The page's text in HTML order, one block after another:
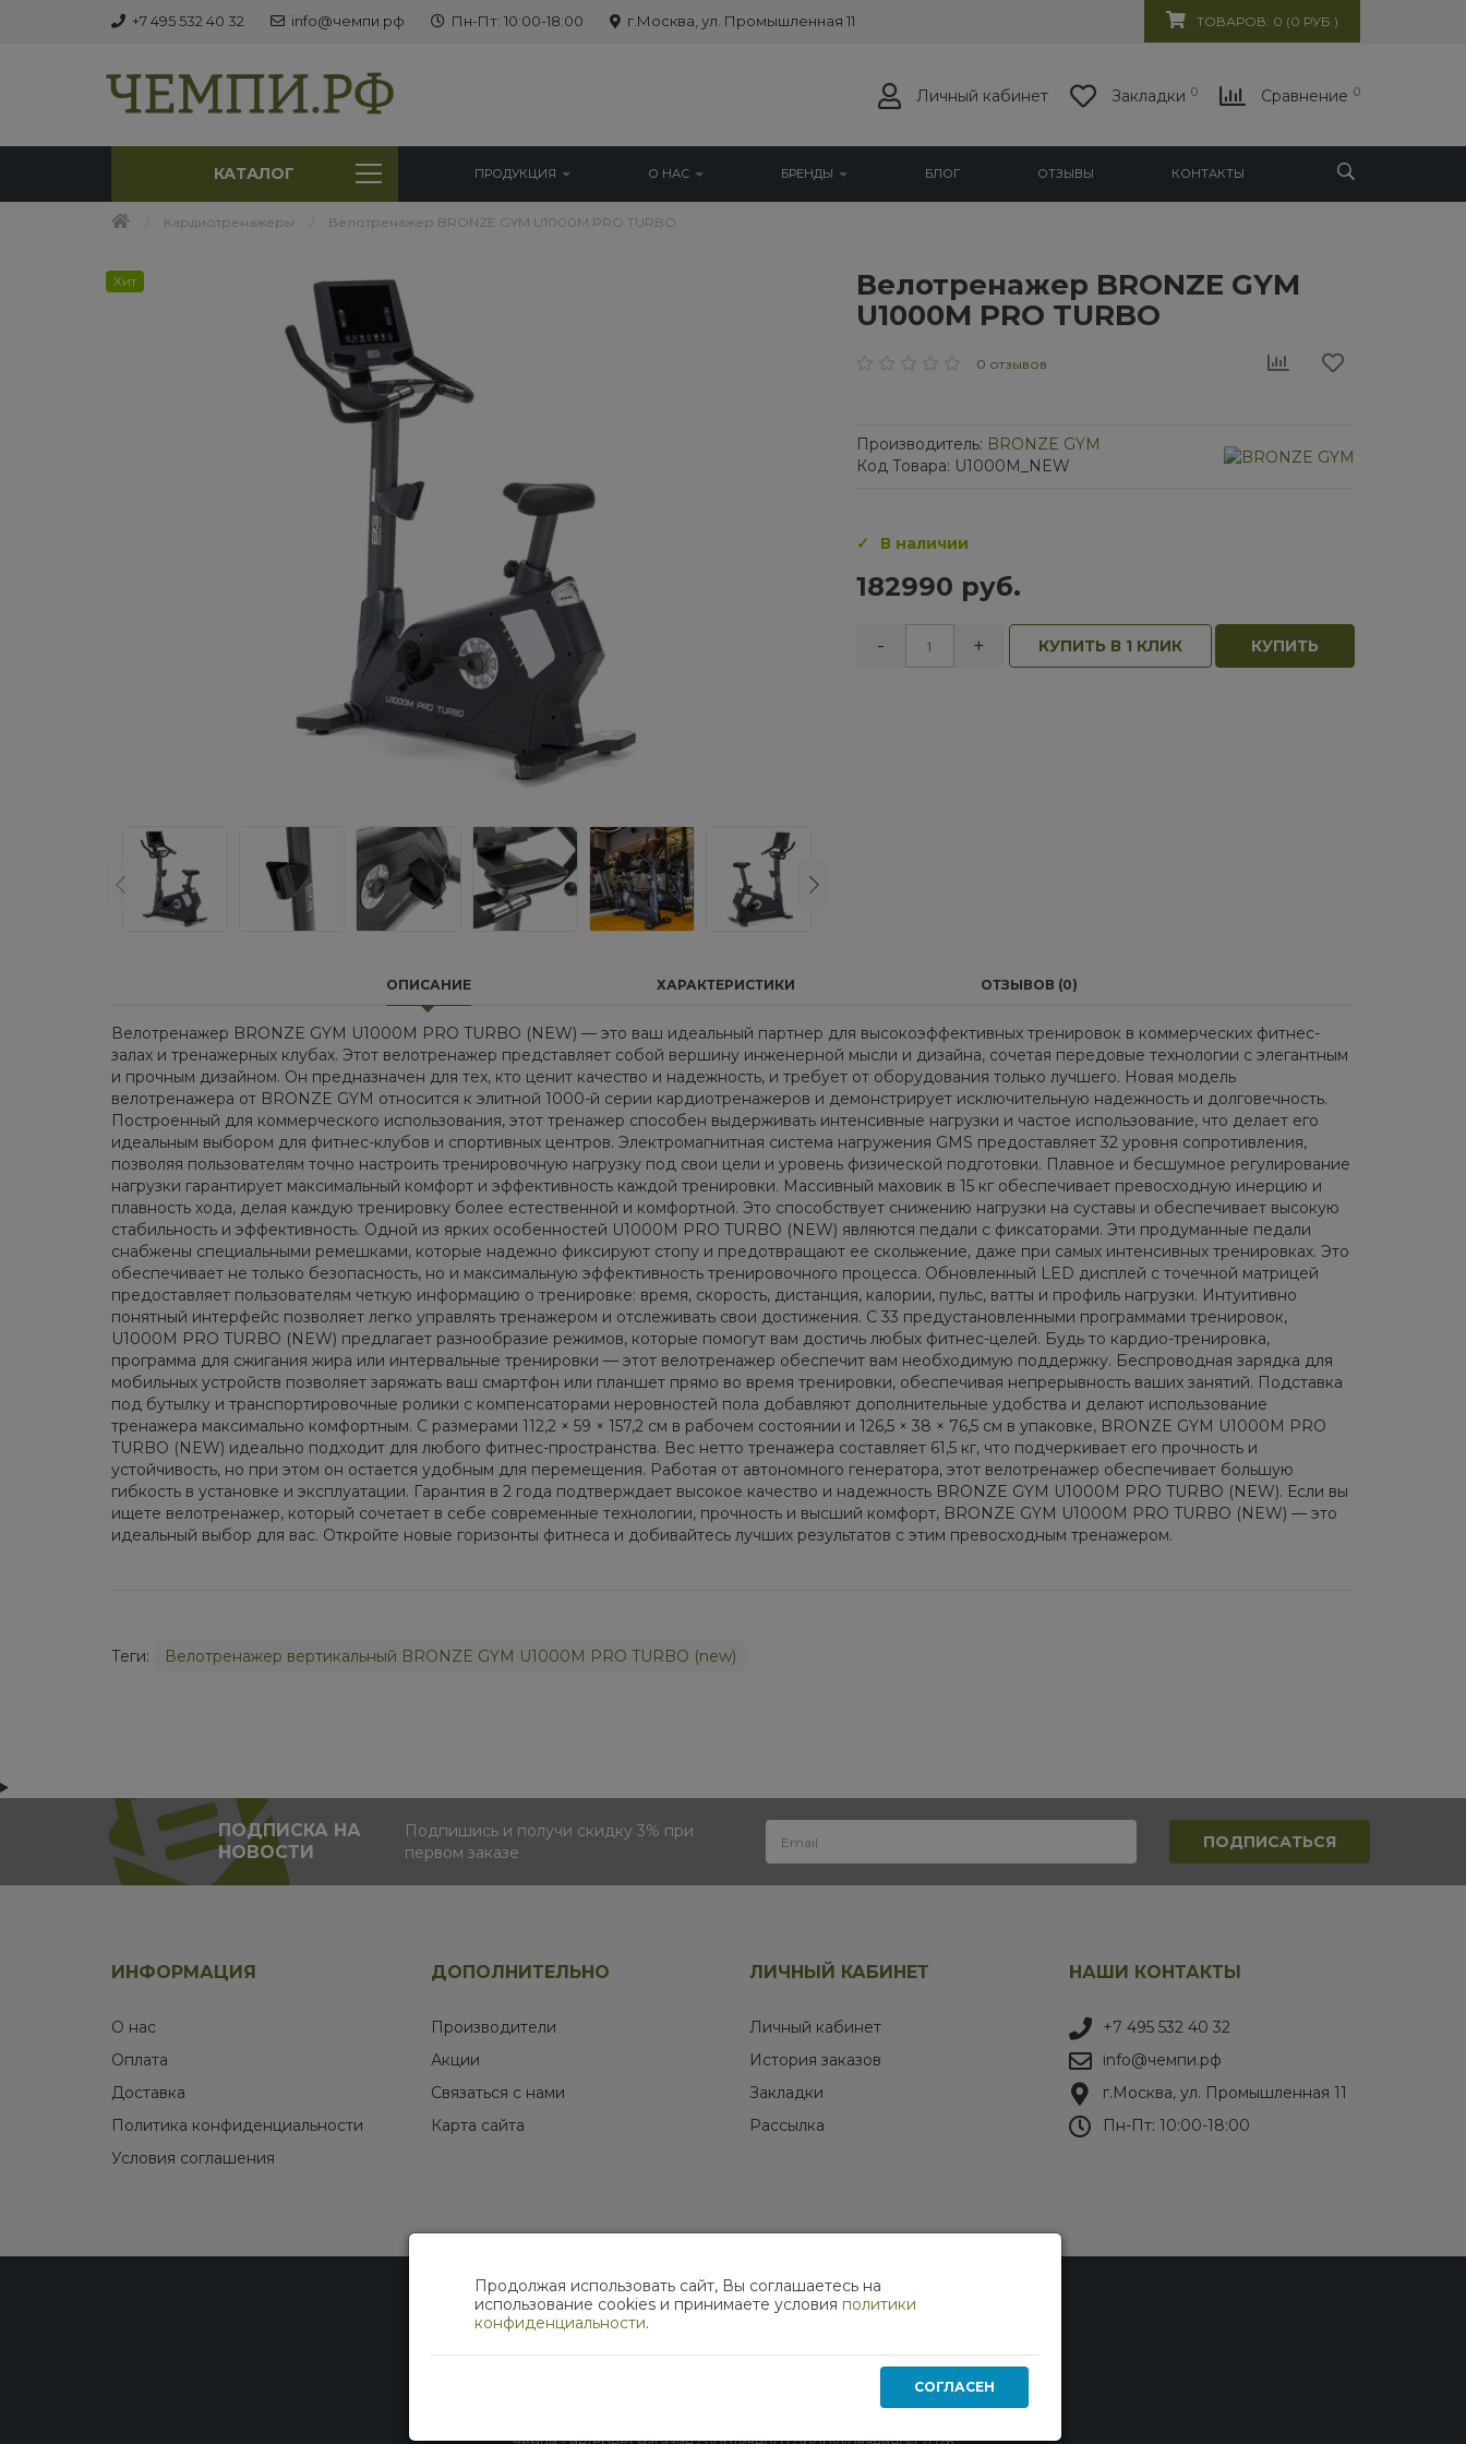
+7 495 532 40 32 info@чемпи.рф Пн-Пт: 10:00-18:00 г.Москва, ул. Промышленная 11 ТОВАРОВ: 0 (0 РУБ.)
Личный кабинет Закладки 0 Сравнение 0
КАТАЛОГ ПРОДУКЦИЯ О НАС БРЕНДЫ БЛОГ ОТЗЫВЫ КОНТАКТЫ
Кардиотренажеры Велотренажер BRONZE GYM U1000M PRO TURBO
Хит
Велотренажер BRONZE GYM
U1000M PRO TURBO
0 отзывов
Производитель: BRONZE GYM
Код Товара: U1000M_NEW
В наличии
182990 руб.
- + КУПИТЬ В 1 КЛИК КУПИТЬ
ОПИСАНИЕ ХАРАКТЕРИСТИКИ ОТЗЫВОВ (0)
Велотренажер BRONZE GYM U1000M PRO TURBO (NEW) — это ваш идеальный партнер для высокоэффективных тренировок в коммерческих фитнес-
залах и тренажерных клубах. Этот велотренажер представляет собой вершину инженерной мысли и дизайна, сочетая передовые технологии с элегантным
и прочным дизайном. Он предназначен для тех, кто ценит качество и надежность, и требует от оборудования только лучшего. Новая модель
велотренажера от BRONZE GYM относится к элитной 1000-й серии кардиотренажеров и демонстрирует исключительную надежность и долговечность.
Построенный для коммерческого использования, этот тренажер способен выдерживать интенсивные нагрузки и частое использование, что делает его
идеальным выбором для фитнес-клубов и спортивных центров. Электромагнитная система нагружения GMS предоставляет 32 уровня сопротивления,
позволяя пользователям точно настроить тренировочную нагрузку под свои цели и уровень физической подготовки. Плавное и бесшумное регулирование
нагрузки гарантирует максимальный комфорт и эффективность каждой тренировки. Массивный маховик в 15 кг обеспечивает превосходную инерцию и
плавность хода, делая каждую тренировку более естественной и комфортной. Это способствует снижению нагрузки на суставы и обеспечивает высокую
стабильность и эффективность. Одной из ярких особенностей U1000M PRO TURBO (NEW) являются педали с фиксаторами. Эти продуманные педали
снабжены специальными ремешками, которые надежно фиксируют стопу и предотвращают ее скольжение, даже при самых интенсивных тренировках. Это
обеспечивает не только безопасность, но и максимальную эффективность тренировочного процесса. Обновленный LED дисплей с точечной матрицей
предоставляет пользователям четкую информацию о тренировке: время, скорость, дистанция, калории, пульс, ватты и профиль нагрузки. Интуитивно
понятный интерфейс позволяет легко управлять тренажером и отслеживать свои достижения. С 33 предустановленными программами тренировок,
U1000M PRO TURBO (NEW) предлагает разнообразие режимов, которые помогут вам достичь любых фитнес-целей. Будь то кардио-тренировка,
программа для сжигания жира или интервальные тренировки — этот велотренажер обеспечит вам необходимую поддержку. Беспроводная зарядка для
мобильных устройств позволяет заряжать ваш смартфон или планшет прямо во время тренировки, обеспечивая непрерывность ваших занятий. Подставка
под бутылку и транспортировочные ролики с компенсаторами неровностей пола добавляют дополнительные удобства и делают использование
тренажера максимально комфортным. С размерами 112,2 × 59 × 157,2 см в рабочем состоянии и 126,5 × 38 × 76,5 см в упаковке, BRONZE GYM U1000M PRO
TURBO (NEW) идеально подходит для любого фитнес-пространства. Вес нетто тренажера составляет 61,5 кг, что подчеркивает его прочность и
устойчивость, но при этом он остается удобным для перемещения. Работая от автономного генератора, этот велотренажер обеспечивает большую
гибкость в установке и эксплуатации. Гарантия в 2 года подтверждает высокое качество и надежность BRONZE GYM U1000M PRO TURBO (NEW). Если вы
ищете велотренажер, который сочетает в себе современные технологии, прочность и высший комфорт, BRONZE GYM U1000M PRO TURBO (NEW) — это
идеальный выбор для вас. Откройте новые горизонты фитнеса и добивайтесь лучших результатов с этим превосходным тренажером.
Теги: Велотренажер вертикальный BRONZE GYM U1000M PRO TURBO (new)
ПОДПИСКА НА
НОВОСТИ
Подпишись и получи скидку 3% при
первом заказе
ИНФОРМАЦИЯ
О нас
Оплата
Доставка
Политика конфиденциальности
Условия соглашения
ДОПОЛНИТЕЛЬНО
Производители
Акции
Связаться с нами
Карта сайта
ЛИЧНЫЙ КАБИНЕТ
Личный кабинет
История заказов
Закладки
Рассылка
НАШИ КОНТАКТЫ
+7 495 532 40 32
info@чемпи.рф
г.Москва, ул. Промышленная 11
Пн-Пт: 10:00-18:00
МЫ В СОЦИАЛЬНЫХ СЕТЯХ
Продолжая использовать сайт, Вы соглашаетесь на
использование cookies и принимаете условия политики
конфиденциальности.
СОГЛАСЕН